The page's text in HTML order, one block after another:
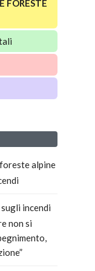
FORESTE
alpine
sugli incendi
non si